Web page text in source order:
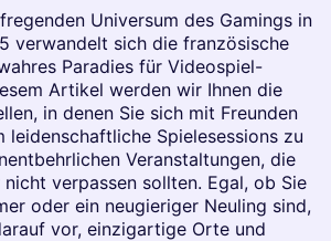
Universum des Gamings in
verwandelt sich die französische
Paradies für Videospiel-
Artikel werden wir Ihnen die
in denen Sie sich mit Freunden
leidenschaftliche Spielesessions zu
Veranstaltungen, die
verpassen sollten. Egal, ob Sie
oder ein neugieriger Neuling sind,
vor, einzigartige Orte und